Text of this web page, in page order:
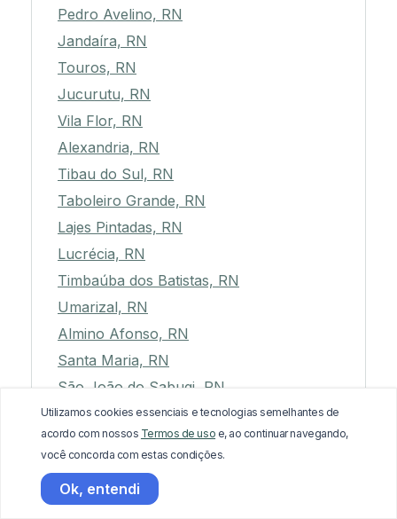
Pedro Avelino, RN
Jandaíra, RN
Touros, RN
Jucurutu, RN
Vila Flor, RN
Alexandria, RN
Tibau do Sul, RN
Taboleiro Grande, RN
Lajes Pintadas, RN
Lucrécia, RN
Timbaúba dos Batistas, RN
Umarizal, RN
Almino Afonso, RN
Santa Maria, RN
São João do Sabugi, RN
Barcelona, RN
Alto do Rodrigues, RN
São José do Campestre, RN
Taipu, RN
Utilizamos cookies essenciais e tecnologias semelhantes de
acordo com nossos Termos de uso e, ao continuar navegando,
você concorda com estas condições.
Ok, entendi